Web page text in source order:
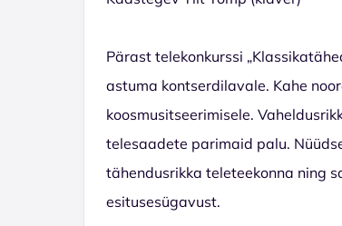
Pärast telekonkurssi
astuma kontserdilavale. Kahe
koosmusitseerimisele.
telesaadete parimaid palu.
tähendusrikka teleteekonna ning
esitusesügavust.